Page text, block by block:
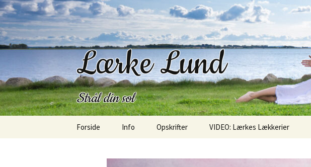
Lærke Lund
Strål din sol
Forside Info Opskrifter VIDEO: Lærkes Lækkerier